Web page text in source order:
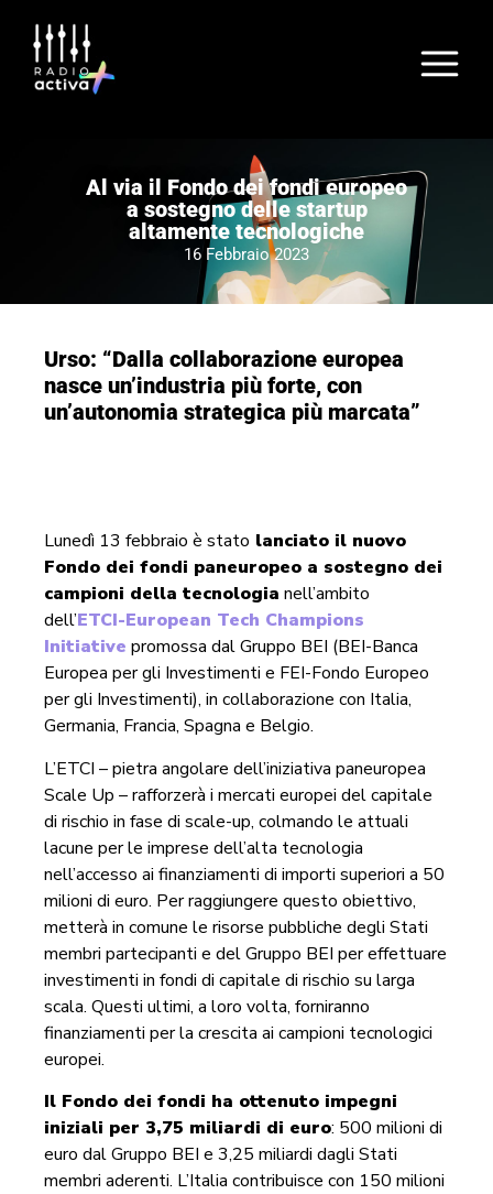
Al via il Fondo dei fondi europeo
a sostegno delle startup
altamente tecnologiche
16 Febbraio 2023
Urso: “Dalla collaborazione europea
nasce un’industria più forte, con
un’autonomia strategica più marcata”
Lunedì 13 febbraio è stato lanciato il nuovo
Fondo dei fondi paneuropeo a sostegno dei
campioni della tecnologia nell’ambito
dell’ETCI-European Tech Champions
Initiative promossa dal Gruppo BEI (BEI-Banca
Europea per gli Investimenti e FEI-Fondo Europeo
per gli Investimenti), in collaborazione con Italia,
Germania, Francia, Spagna e Belgio.
L’ETCI – pietra angolare dell’iniziativa paneuropea
Scale Up – rafforzerà i mercati europei del capitale
di rischio in fase di scale-up, colmando le attuali
lacune per le imprese dell’alta tecnologia
nell’accesso ai finanziamenti di importi superiori a 50
milioni di euro. Per raggiungere questo obiettivo,
metterà in comune le risorse pubbliche degli Stati
membri partecipanti e del Gruppo BEI per effettuare
investimenti in fondi di capitale di rischio su larga
scala. Questi ultimi, a loro volta, forniranno
finanziamenti per la crescita ai campioni tecnologici
europei.
Il Fondo dei fondi ha ottenuto impegni
iniziali per 3,75 miliardi di euro: 500 milioni di
euro dal Gruppo BEI e 3,25 miliardi dagli Stati
membri aderenti. L’Italia contribuisce con 150 milioni